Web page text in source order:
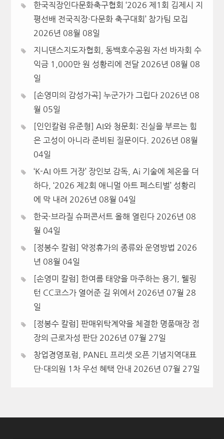
한국직장인다문화축구협회 ‘2026 제1회 김제시 지
평선배 전국직장·다문화 축구대회’ 참가팀 모집
2026년 08월 08일
지니댄스지도자협회, 동백호수공원 자선 바자회 수
익금 1,000만 원 성황리에 전달 2026년 08월 08
일
[손영미의 감성가곡] 누군가가 그립다 2026년 08
월 05일
[인인칼럼 유준형] AI와 청문회: 진실을 부르는 힘
은 고성이 아니라 준비된 질문이다.
2026년 08월
04일
‘K-AI 아트 거장’ 장인보 감독, Ai 기술에 체온을 더
하다, ‘2026 제2회 애니멀 아트 페스티벌’ 성황리
에 막 내려 2026년 08월 04일
한국·브라질 슈퍼콘서트 올해 열린다 2026년 08
월 04일
[정봉수 칼럼] 약정휴가의 종류와 운영방법 2026
년 08월 04일
[손영미 칼럼] 한여름 태양을 마주하는 용기, 웰링
턴 CC코스가 열어준 길 위에서 2026년 07월 28
일
[정봉수 칼럼] 판매위탁계약을 체결한 명품매장 점
장의 근로자성 판단 2026년 07월 27일
창업경영포럼, PANEL 프리셋 오픈 기념지역대표
단·대의원 1차 우선 혜택 안내 2026년 07월 27일